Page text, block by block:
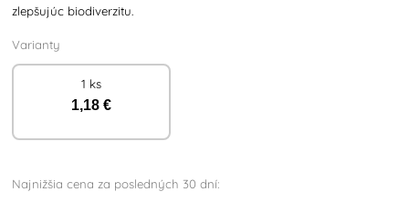
zlepšujúc biodiverzitu.
Varianty
1 ks
1,18 €
Najnižšia cena za posledných 30 dní: